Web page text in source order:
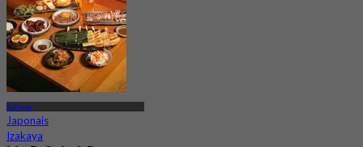
Sathon
Japonais
Izakaya